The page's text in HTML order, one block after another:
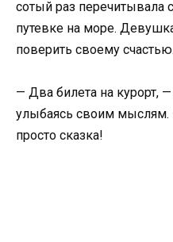
сотый раз перечитывала
путевке на море.
поверить своему счастью.
— Два билета на курорт,
улыбаясь своим
просто сказка!